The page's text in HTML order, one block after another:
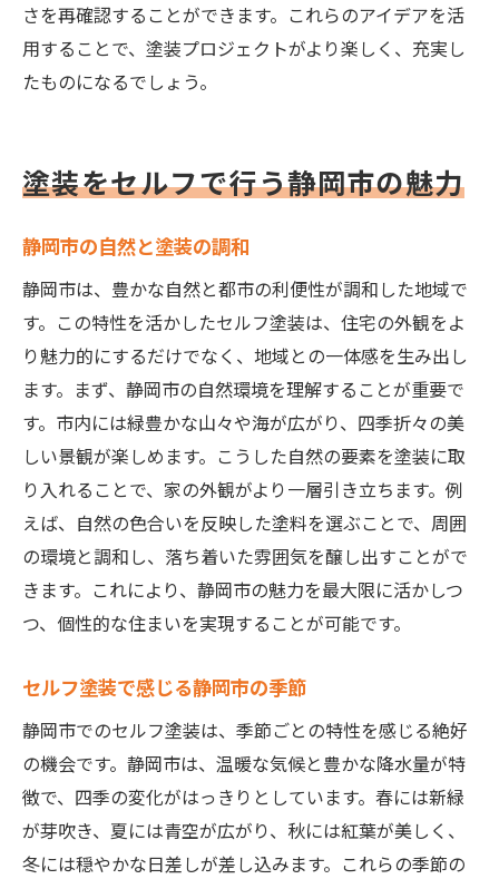
さを再確認することができます。これらのアイデアを活
用することで、塗装プロジェクトがより楽しく、充実し
たものになるでしょう。
塗装をセルフで行う静岡市の魅力
静岡市の自然と塗装の調和
静岡市は、豊かな自然と都市の利便性が調和した地域で
す。この特性を活かしたセルフ塗装は、住宅の外観をよ
り魅力的にするだけでなく、地域との一体感を生み出し
ます。まず、静岡市の自然環境を理解することが重要で
す。市内には緑豊かな山々や海が広がり、四季折々の美
しい景観が楽しめます。こうした自然の要素を塗装に取
り入れることで、家の外観がより一層引き立ちます。例
えば、自然の色合いを反映した塗料を選ぶことで、周囲
の環境と調和し、落ち着いた雰囲気を醸し出すことがで
きます。これにより、静岡市の魅力を最大限に活かしつ
つ、個性的な住まいを実現することが可能です。
セルフ塗装で感じる静岡市の季節
静岡市でのセルフ塗装は、季節ごとの特性を感じる絶好
の機会です。静岡市は、温暖な気候と豊かな降水量が特
徴で、四季の変化がはっきりとしています。春には新緑
が芽吹き、夏には青空が広がり、秋には紅葉が美しく、
冬には穏やかな日差しが差し込みます。これらの季節の